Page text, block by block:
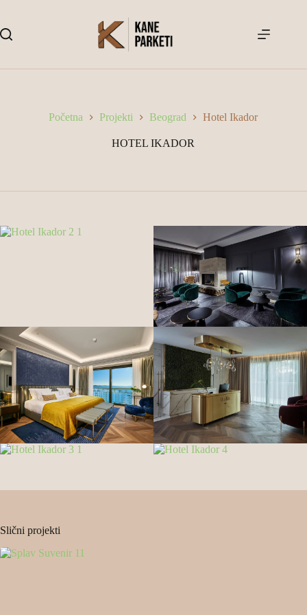
content
Početna Projekti Beograd Hotel Ikador
HOTEL IKADOR
Slični projekti